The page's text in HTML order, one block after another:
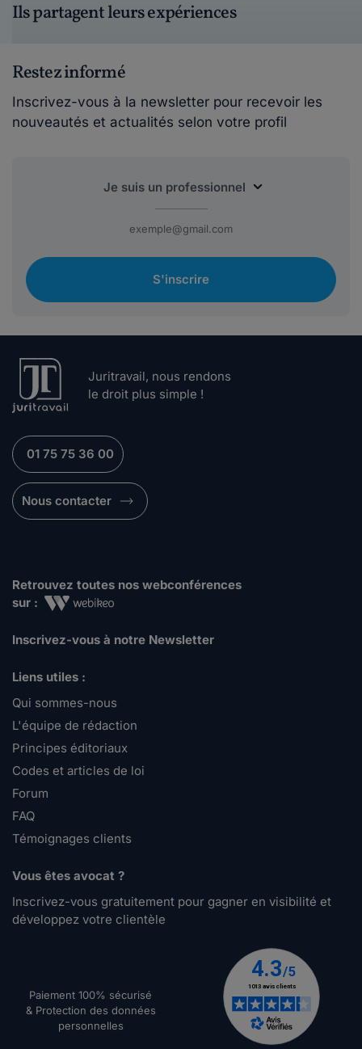
Ils partagent leurs expériences
Restez informé
Inscrivez-vous à la newsletter pour recevoir les
nouveautés et actualités selon votre profil
S'inscrire
Juritravail, nous rendons
le droit plus simple !
01 75 75 36 00
Nous contacter
Retrouvez toutes nos webconférences
sur :
Inscrivez-vous à notre Newsletter
Liens utiles :
Qui sommes-nous
L'équipe de rédaction
Principes éditoriaux
Codes et articles de loi
Forum
FAQ
Témoignages clients
Vous êtes avocat ?
Inscrivez-vous gratuitement pour gagner en visibilité et
développez votre clientèle
Paiement 100% sécurisé
& Protection des données
personnelles